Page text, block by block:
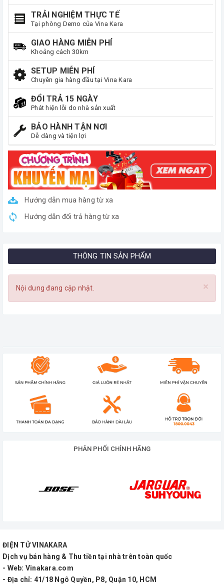
TRẢI NGHIỆM THỰC TẾ
Tại phòng Demo của Vina Kara
GIAO HÀNG MIỄN PHÍ
Khoảng cách 30km
SETUP MIỄN PHÍ
Chuyên gia hàng đầu tại Vina Kara
ĐỔI TRẢ 15 NGÀY
Phát hiện lỗi do nhà sản xuất
BẢO HÀNH TẬN NƠI
Dễ dàng và tiện lợi
Hướng dẫn mua hàng từ xa
Hướng dẫn đổi trả hàng từ xa
THÔNG TIN SẢN PHẨM
×
Nội dung đang cập nhật.
PHÂN PHỐI CHÍNH HÃNG
ĐIỆN TỬ VINAKARA
Dịch vụ bán hàng & Thu tiền tại nhà trên toàn quốc
- Web: Vinakara.com
- Địa chỉ: 41/18 Ngô Quyền, P8, Quận 10, HCM